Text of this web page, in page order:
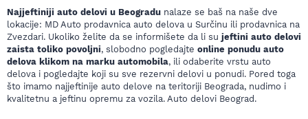
Najjeftiniji auto delovi u Beogradu nalaze se baš na naše dve
lokacije: MD Auto prodavnica auto delova u Surčinu ili prodavnica na
Zvezdari. Ukoliko želite da se informišete da li su jeftini auto delovi
zaista toliko povoljni, slobodno pogledajte online ponudu auto
delova klikom na marku automobila, ili odaberite vrstu auto
delova i pogledajte koji su sve rezervni delovi u ponudi. Pored toga
što imamo najjeftinije auto delove na teritoriji Beograda, nudimo i
kvalitetnu a jeftinu opremu za vozila. Auto delovi Beograd.